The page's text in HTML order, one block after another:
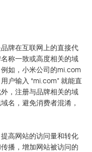
牌在互联网上的直接代
称一致或高度相关的域
如，小米公司的mi.com
户输入 “mi.com” 就能直
，注册与品牌相关的域
名，避免消费者混淆，
高网站的访问量和转化
播，增加网站被访问的